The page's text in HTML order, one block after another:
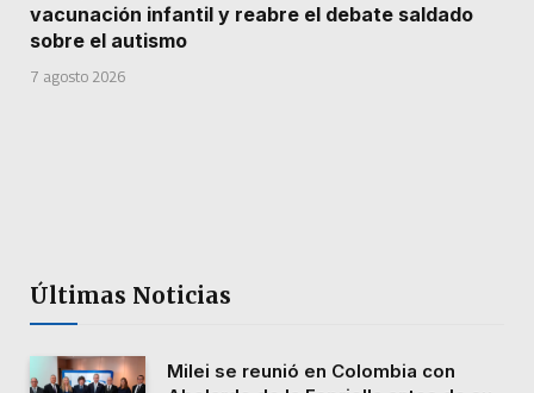
vacunación infantil y reabre el debate saldado
sobre el autismo
7 agosto 2026
Últimas Noticias
Milei se reunió en Colombia con